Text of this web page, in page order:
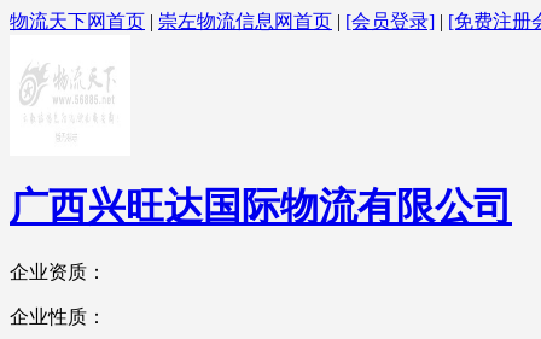
物流天下网首页 | 崇左物流信息网首页 | [会员登录] | [免费注册
广西兴旺达国际物流有限公司
企业资质：
企业性质：